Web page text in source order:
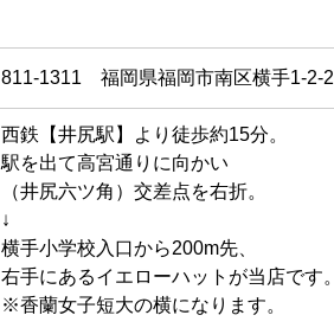
811-1311 福岡県福岡市南区横手1-2-2
西鉄【井尻駅】より徒歩約15分。
駅を出て高宮通りに向かい
（井尻六ツ角）交差点を右折。
↓
横手小学校入口から200m先、
右手にあるイエローハットが当店です。
※香蘭女子短大の横になります。